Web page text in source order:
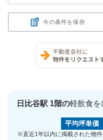
今の条件を保存
日比谷駅 1階の軽飲食を
平均坪単価
※直近1年以内に掲載された物